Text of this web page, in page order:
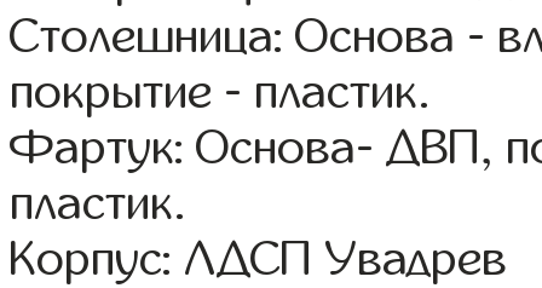
Столешница: Основа -
покрытие - пластик.
Фартук: Основа- ДВП,
пластик.
Корпус: ЛДСП Увадрев